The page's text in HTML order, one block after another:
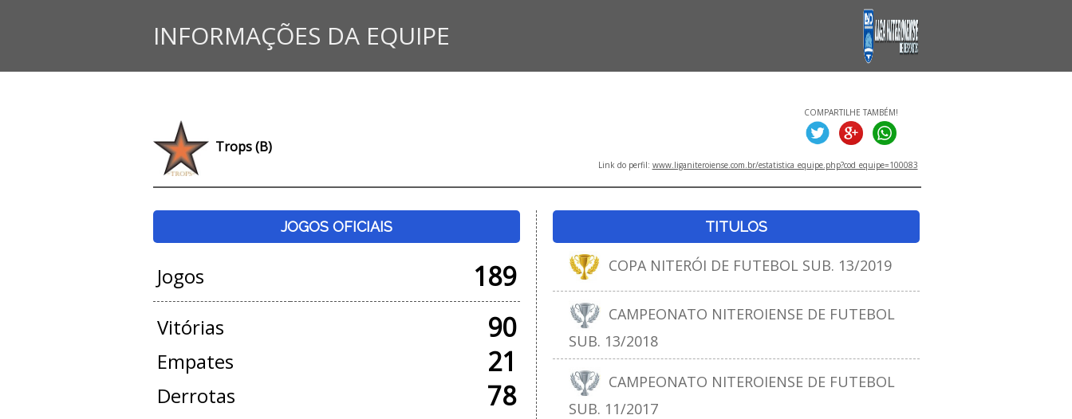
INFORMAÇÕES DA EQUIPE
Trops (B)
COMPARTILHE TAMBÉM!
Link do perfil: www.liganiteroiense.com.br/estatistica_equipe.php?cod_equipe=100083
JOGOS OFICIAIS
Jogos 189
Vitórias 90
Empates 21
Derrotas 78
TITULOS
COPA NITERÓI DE FUTEBOL SUB. 13/2019
CAMPEONATO NITEROIENSE DE FUTEBOL
SUB. 13/2018
CAMPEONATO NITEROIENSE DE FUTEBOL
SUB. 11/2017